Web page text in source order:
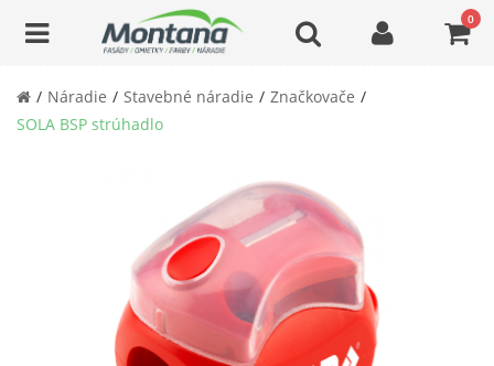
0
Náradie Stavebné náradie
Značkovače
SOLA BSP strúhadlo